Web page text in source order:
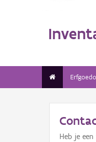
Heb je een